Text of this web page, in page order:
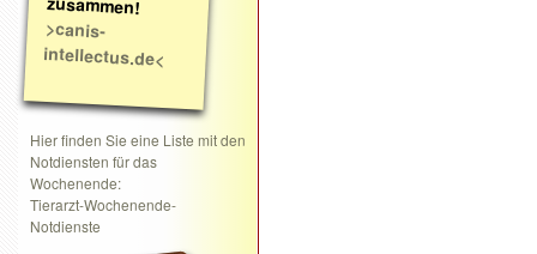
>canis-
intellectus.de<
Hier finden Sie eine Liste mit den
Notdiensten für das
Wochenende:
Tierarzt-Wochenende-
Notdienste